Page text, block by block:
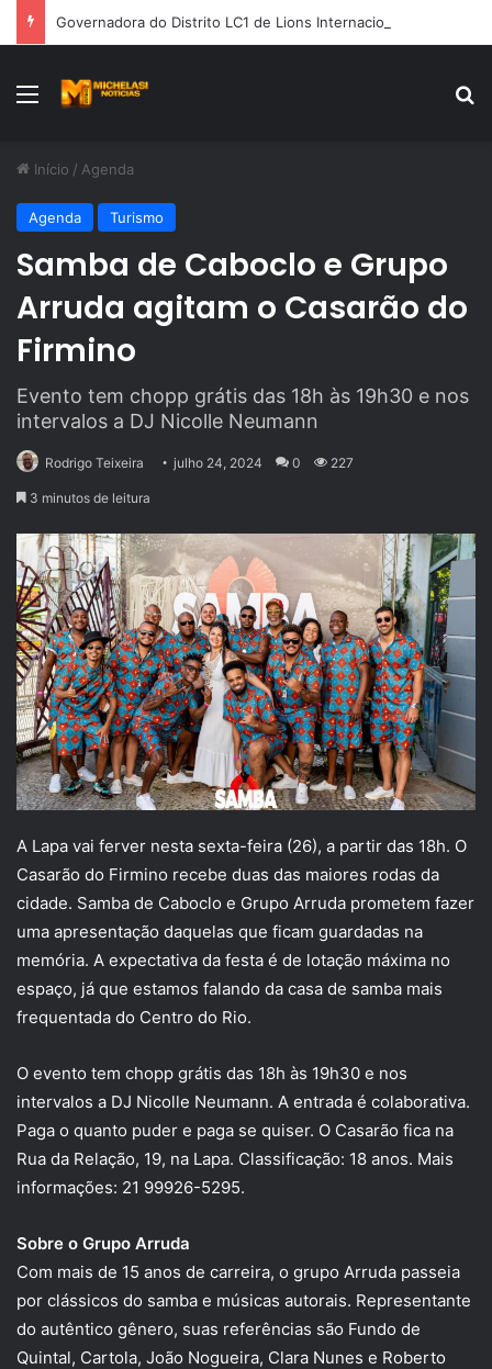
Menu
Início / Agenda
Agenda Turismo
Samba de Caboclo e Grupo
Arruda agitam o Casarão do
Firmino
Evento tem chopp grátis das 18h às 19h30 e nos
intervalos a DJ Nicolle Neumann
Rodrigo Teixeira julho 24, 2024 0 227
3 minutos de leitura
A Lapa vai ferver nesta sexta-feira (26), a partir das 18h. O
Casarão do Firmino recebe duas das maiores rodas da
cidade. Samba de Caboclo e Grupo Arruda prometem fazer
uma apresentação daquelas que ficam guardadas na
memória. A expectativa da festa é de lotação máxima no
espaço, já que estamos falando da casa de samba mais
frequentada do Centro do Rio.
O evento tem chopp grátis das 18h às 19h30 e nos
intervalos a DJ Nicolle Neumann. A entrada é colaborativa.
Paga o quanto puder e paga se quiser. O Casarão fica na
Rua da Relação, 19, na Lapa. Classificação: 18 anos. Mais
informações: 21 99926-5295.
Sobre o Grupo Arruda
Com mais de 15 anos de carreira, o grupo Arruda passeia
por clássicos do samba e músicas autorais. Representante
do autêntico gênero, suas referências são Fundo de
Quintal, Cartola, João Nogueira, Clara Nunes e Roberto